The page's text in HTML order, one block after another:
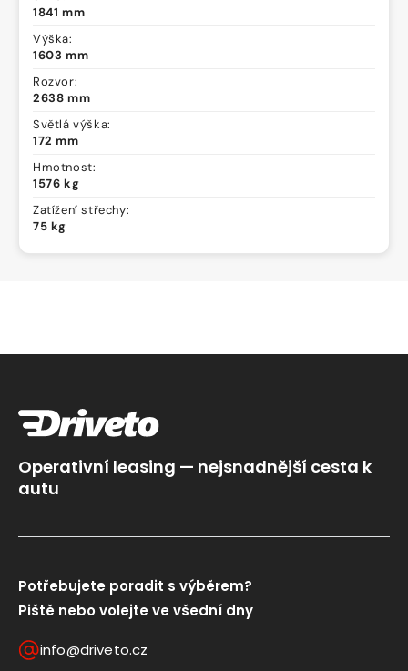
1841 mm
Výška:
1603 mm
Rozvor:
2638 mm
Světlá výška:
172 mm
Hmotnost:
1576 kg
Zatížení střechy:
75 kg
Operativní leasing — nejsnadnější cesta k
autu
Potřebujete poradit s výběrem?
Piště nebo volejte ve všední dny
info@driveto.cz